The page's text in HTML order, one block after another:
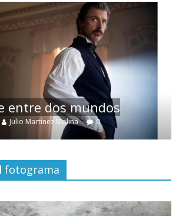
entre dos mundos
Julio Martínez Molina 0
fotograma